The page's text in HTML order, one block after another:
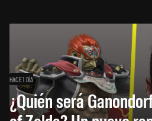
HACE 1 DÍA
¿Quién será